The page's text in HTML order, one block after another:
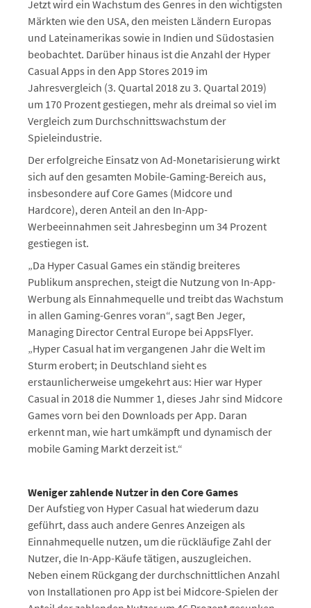
Jetzt wird ein Wachstum des Genres in den wichtigsten
Märkten wie den USA, den meisten Ländern Europas
und Lateinamerikas sowie in Indien und Südostasien
beobachtet. Darüber hinaus ist die Anzahl der Hyper
Casual Apps in den App Stores 2019 im
Jahresvergleich (3. Quartal 2018 zu 3. Quartal 2019)
um 170 Prozent gestiegen, mehr als dreimal so viel im
Vergleich zum Durchschnittswachstum der
Spieleindustrie.
Der erfolgreiche Einsatz von Ad-Monetarisierung wirkt
sich auf den gesamten Mobile-Gaming-Bereich aus,
insbesondere auf Core Games (Midcore und
Hardcore), deren Anteil an den In-App-
Werbeeinnahmen seit Jahresbeginn um 34 Prozent
gestiegen ist.
„Da Hyper Casual Games ein ständig breiteres
Publikum ansprechen, steigt die Nutzung von In-App-
Werbung als Einnahmequelle und treibt das Wachstum
in allen Gaming-Genres voran“, sagt Ben Jeger,
Managing Director Central Europe bei AppsFlyer.
„Hyper Casual hat im vergangenen Jahr die Welt im
Sturm erobert; in Deutschland sieht es
erstaunlicherweise umgekehrt aus: Hier war Hyper
Casual in 2018 die Nummer 1, dieses Jahr sind Midcore
Games vorn bei den Downloads per App. Daran
erkennt man, wie hart umkämpft und dynamisch der
mobile Gaming Markt derzeit ist.“
Weniger zahlende Nutzer in den Core Games
Der Aufstieg von Hyper Casual hat wiederum dazu
geführt, dass auch andere Genres Anzeigen als
Einnahmequelle nutzen, um die rückläufige Zahl der
Nutzer, die In-App-Käufe tätigen, auszugleichen.
Neben einem Rückgang der durchschnittlichen Anzahl
von Installationen pro App ist bei Midcore-Spielen der